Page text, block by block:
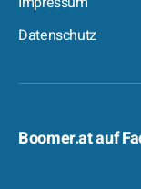
Datenschutz
Boomer.at auf